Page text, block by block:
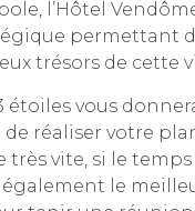
l’Hôtel
permettant
trésors de cette
étoiles vous
réaliser votre
vite, si le temps
également le